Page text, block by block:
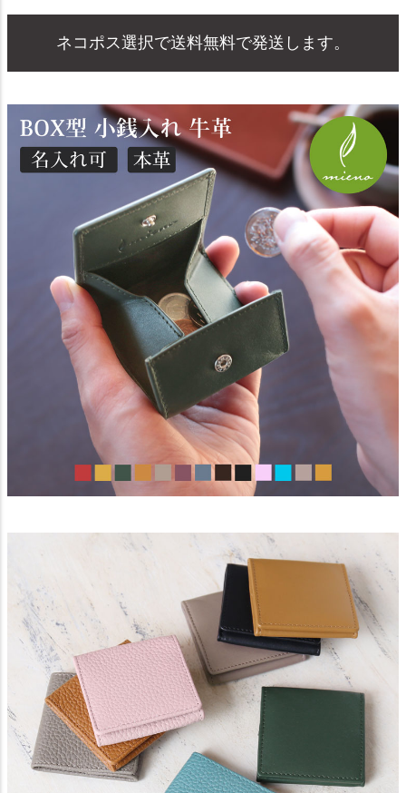
ネコポス選択で送料無料で発送します。